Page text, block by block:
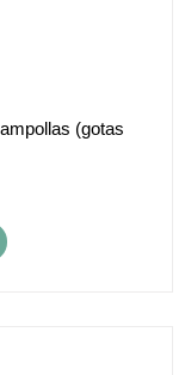
(gotas